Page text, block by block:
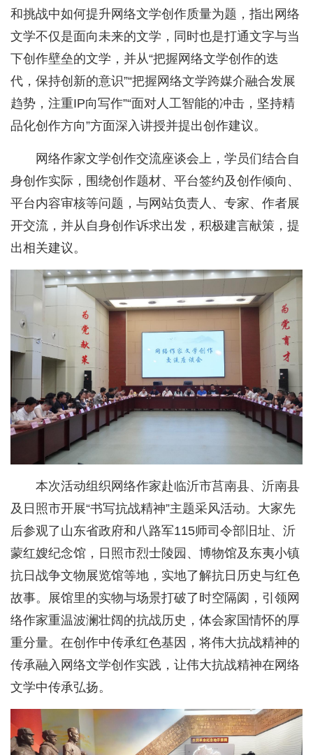
和挑战中如何提升网络文学创作质量为题，指出网络
文学不仅是面向未来的文学，同时也是打通文字与当
下创作壁垒的文学，并从“把握网络文学创作的迭
代，保持创新的意识”“把握网络文学跨媒介融合发展
趋势，注重IP向写作”“面对人工智能的冲击，坚持精
品化创作方向”方面深入讲授并提出创作建议。
网络作家文学创作交流座谈会上，学员们结合自
身创作实际，围绕创作题材、平台签约及创作倾向、
平台内容审核等问题，与网站负责人、专家、作者展
开交流，并从自身创作诉求出发，积极建言献策，提
出相关建议。
本次活动组织网络作家赴临沂市莒南县、沂南县
及日照市开展“书写抗战精神”主题采风活动。大家先
后参观了山东省政府和八路军115师司令部旧址、沂
蒙红嫂纪念馆，日照市烈士陵园、博物馆及东夷小镇
抗日战争文物展览馆等地，实地了解抗日历史与红色
故事。展馆里的实物与场景打破了时空隔阂，引领网
络作家重温波澜壮阔的抗战历史，体会家国情怀的厚
重分量。在创作中传承红色基因，将伟大抗战精神的
传承融入网络文学创作实践，让伟大抗战精神在网络
文学中传承弘扬。